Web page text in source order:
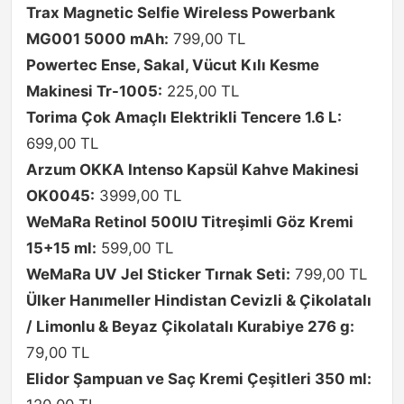
Trax Magnetic Selfie Wireless Powerbank
MG001 5000 mAh: 799,00 TL
Powertec Ense, Sakal, Vücut Kılı Kesme
Makinesi Tr-1005: 225,00 TL
Torima Çok Amaçlı Elektrikli Tencere 1.6 L:
699,00 TL
Arzum OKKA Intenso Kapsül Kahve Makinesi
OK0045: 3999,00 TL
WeMaRa Retinol 500IU Titreşimli Göz Kremi
15+15 ml: 599,00 TL
WeMaRa UV Jel Sticker Tırnak Seti: 799,00 TL
Ülker Hanımeller Hindistan Cevizli & Çikolatalı
/ Limonlu & Beyaz Çikolatalı Kurabiye 276 g:
79,00 TL
Elidor Şampuan ve Saç Kremi Çeşitleri 350 ml: